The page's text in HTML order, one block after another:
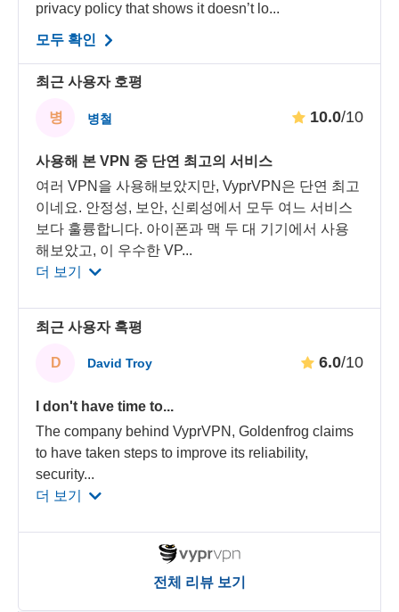
privacy policy that shows it doesn’t lo...
모두 확인
최근 사용자 호평
병 병철 10.0/10
사용해 본 VPN 중 단연 최고의 서비스
여러 VPN을 사용해보았지만, VyprVPN은 단연 최고
이네요. 안정성, 보안, 신뢰성에서 모두 여느 서비스
보다 훌륭합니다. 아이폰과 맥 두 대 기기에서 사용
해보았고, 이 우수한 VP...
더 보기
최근 사용자 혹평
D David Troy 6.0/10
I don't have time to...
The company behind VyprVPN, Goldenfrog claims
to have taken steps to improve its reliability,
security...
더 보기
전체 리뷰 보기